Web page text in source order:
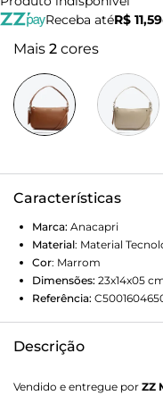
Receba atéR$ 11,59
Mais 2 cores
Características
Marca: Anacapri
Material: Material
Cor: Marrom
Dimensões: 23x14x05
Referência:
Descrição
estruturada, com alça
Vendido e entregue por ZZ